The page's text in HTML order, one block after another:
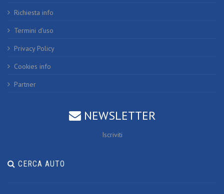
Richiesta info
Termini d'uso
Privacy Policy
Cookies info
Partner
NEWSLETTER
Iscriviti
CERCA AUTO